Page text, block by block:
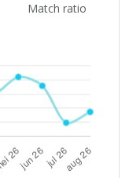
Match ratio